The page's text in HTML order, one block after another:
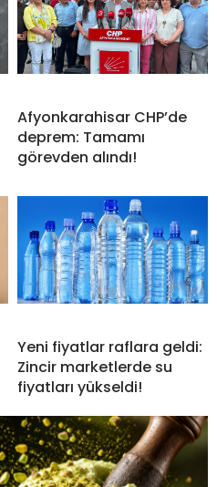
Afyonkarahisar CHP’de
deprem: Tamamı
görevden alındı!
Yeni fiyatlar raflara geldi:
Zincir marketlerde su
fiyatları yükseldi!